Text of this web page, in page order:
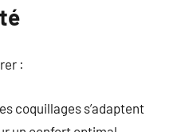
:
coquillages s’adaptent